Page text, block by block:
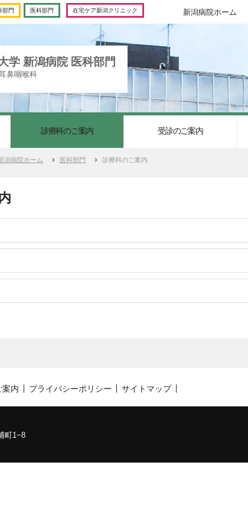
部門 医科部門 在宅ケア新潟クリニック 新潟病院ホーム
学 新潟病院 医科部門
鼻咽喉科
診療科のご案内 受診のご案内
潟病院ホーム 医科部門 診療科のご案内
案内 プライバシーポリシー サイトマップ
町1−8